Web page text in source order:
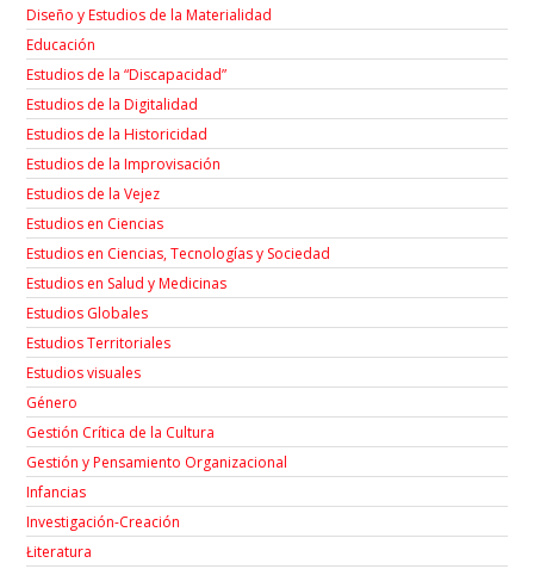
Diseño y Estudios de la Materialidad
Educación
Estudios de la “Discapacidad”
Estudios de la Digitalidad
Estudios de la Historicidad
Estudios de la Improvisación
Estudios de la Vejez
Estudios en Ciencias
Estudios en Ciencias, Tecnologías y Sociedad
Estudios en Salud y Medicinas
Estudios Globales
Estudios Territoriales
Estudios visuales
Género
Gestión Crítica de la Cultura
Gestión y Pensamiento Organizacional
Infancias
Investigación-Creación
Łiteratura